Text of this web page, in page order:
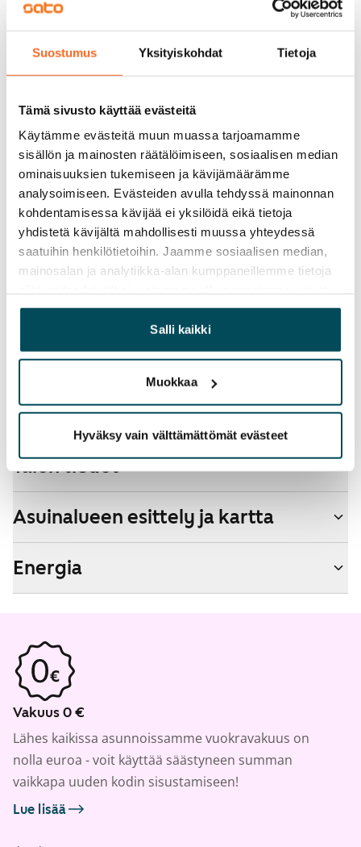
Suostumus Yksityiskohdat Tietoja
Tämä sivusto käyttää evästeitä
Käytämme evästeitä muun muassa tarjoamamme
sisällön ja mainosten räätälöimiseen, sosiaalisen median
ominaisuuksien tukemiseen ja kävijämäärämme
analysoimiseen. Evästeiden avulla tehdyssä mainonnan
kohdentamisessa kävijää ei yksilöidä eikä tietoja
yhdistetä kävijältä mahdollisesti muussa yhteydessä
saatuihin henkilötietoihin. Jaamme sosiaalisen median,
mainosalan ja analytiikka-alan kumppaneillemme tietoja
yhdistää näitä tietoja muihin tietoihin, joita olet antanut
heille tai joita on kerätty, kun olet käyttänyt heidän
palvelujaan.
Salli kaikki
Muokkaa
Hyväksy vain välttämättömät evästeet
Vuokravakuus
0 €, (yrityksille min. 1 kk vuokra)
Vesimaksu
27 €/hlö/kk
Sähkömaksu
Vuokralainen solmii itse sähkösopimuksen.
Laajakaista
Vuokraan sisältyy 50 M laajakaistaliittymä. Voit hankkia
lisänopeutta etuhintaan ottamalla yhteyttä
operaattoriin Telia.
Kyllä
Ei
Talon tiedot
Asuinalueen esittely ja kartta
Energia
Vakuus 0 €
Lähes kaikissa asunnoissamme vuokravakuus on
nolla euroa - voit käyttää säästyneen summan
vaikkapa uuden kodin sisustamiseen!
Lue lisää